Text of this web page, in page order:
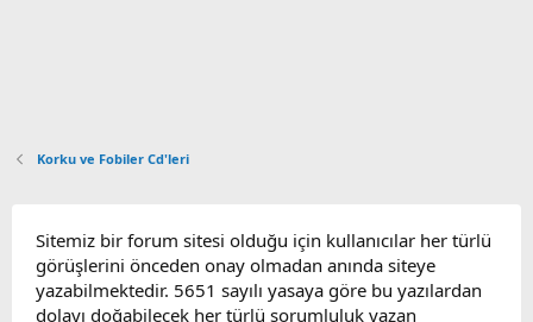
Korku ve Fobiler Cd'leri
Sitemiz bir forum sitesi olduğu için kullanıcılar her türlü
görüşlerini önceden onay olmadan anında siteye
yazabilmektedir. 5651 sayılı yasaya göre bu yazılardan
dolayı doğabilecek her türlü sorumluluk yazan